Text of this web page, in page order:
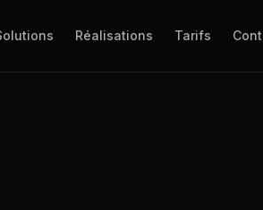
Réalisations Tarifs